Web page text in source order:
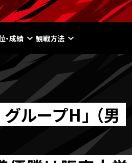
・成績 観戦方法
ループH｣ （男